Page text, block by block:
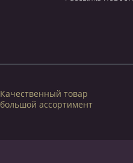
Качественный товар
большой ассортимент